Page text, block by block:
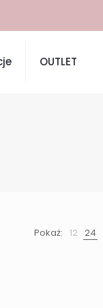
OUTLET
Pokaż: 12 24